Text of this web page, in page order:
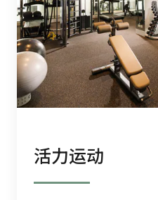
活力运动